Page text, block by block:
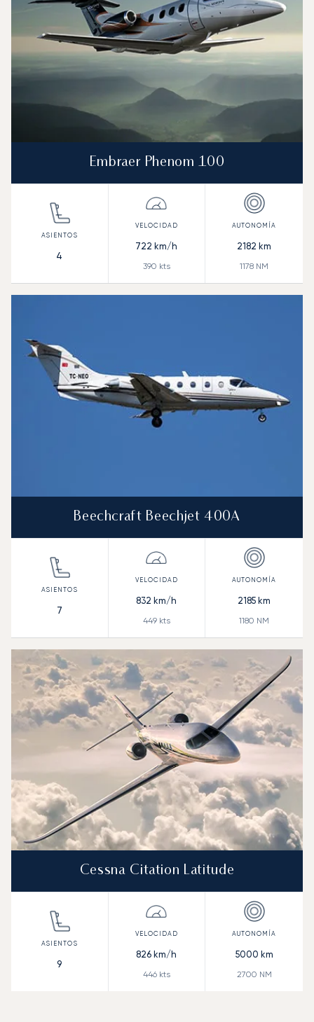
Embraer Phenom 100
4
722 km/h
390 kts
2182 km
1178 NM
Beechcraft Beechjet 400A
7
832 km/h
449kts
2185 km
1180 NM
Cessna Citation Latitude
9
826 km/h
446kts
5000 km
2700 NM